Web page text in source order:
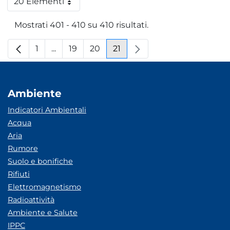
Per pagina
Mostrati 401 - 410 su 410 risultati.
Pagina
1 ...Pagine intermedie
Pagina
19 Pagina
20 Pagina
21
Ambiente
Indicatori Ambientali
Acqua
Aria
Rumore
Suolo e bonifiche
Rifiuti
Elettromagnetismo
Radioattività
Ambiente e Salute
IPPC